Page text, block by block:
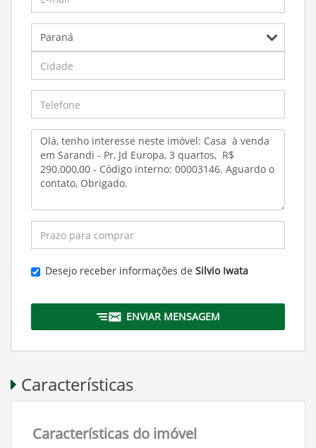
Desejo receber informações de Silvio Iwata
ENVIAR MENSAGEM
Características
Características do imóvel